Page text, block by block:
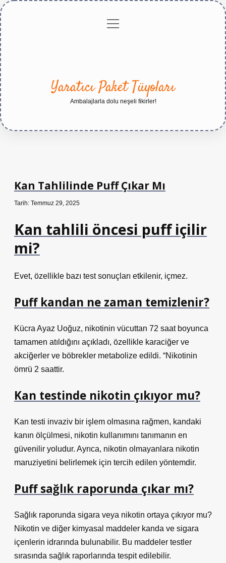
Gizlilikmenüyü
Yaratıcı Paket Tüyoları
Ambalajlarla dolu neşeli fikirler!
Kan Tahlilinde Puff Çıkar Mı
Tarih: Temmuz 29, 2025
Kan tahlili öncesi puff içilir
mi?
Evet, özellikle bazı test sonuçları etkilenir, içmez.
Puff kandan ne zaman temizlenir?
Kücra Ayaz Uoğuz, nikotinin vücuttan 72 saat boyunca
tamamen atıldığını açıkladı, özellikle karaciğer ve
akciğerler ve böbrekler metabolize edildi. “Nikotinin
ömrü 2 saattir.
Kan testinde nikotin çıkıyor mu?
Kan testi invaziv bir işlem olmasına rağmen, kandaki
kanın ölçülmesi, nikotin kullanımını tanımanın en
güvenilir yoludur. Ayrıca, nikotin olmayanlara nikotin
maruziyetini belirlemek için tercih edilen yöntemdir.
Puff sağlık raporunda çıkar mı?
Sağlık raporunda sigara veya nikotin ortaya çıkıyor mu?
Nikotin ve diğer kimyasal maddeler kanda ve sigara
içenlerin idrarında bulunabilir. Bu maddeler testler
sırasında sağlık raporlarında tespit edilebilir.